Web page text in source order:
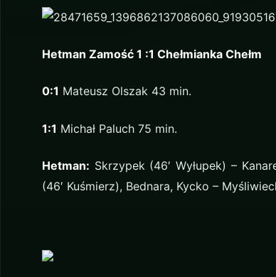
Hetman Zamość 1 :1 Chełmianka Chełm
0:1 Mateusz Olszak 43 min.
1:1 Michał Paluch 75 min.
Hetman: Skrzypek (46′ Wyłupek) –
(46′ Kuśmierz), Bednara, Kycko –